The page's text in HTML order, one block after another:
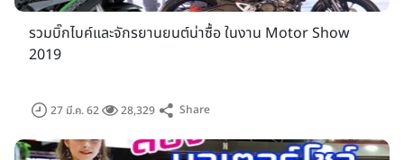
สวนลุมพินี
รวมบิ๊กไบค์และจักรยานยนต์น่าซื้อ ในงาน Motor Show
2019
27 มี.ค. 62 28,329 Share